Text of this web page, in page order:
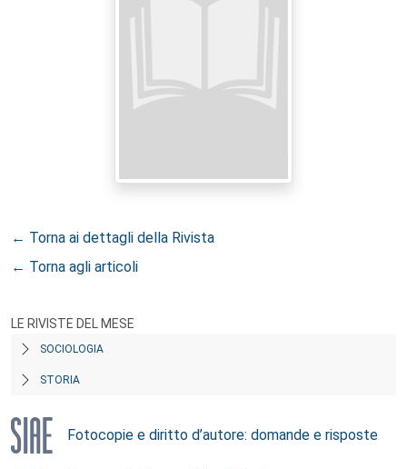
← Torna ai dettagli della Rivista
← Torna agli articoli
LE RIVISTE DEL MESE
SOCIOLOGIA
STORIA
Fotocopie e diritto d’autore: domande e risposte